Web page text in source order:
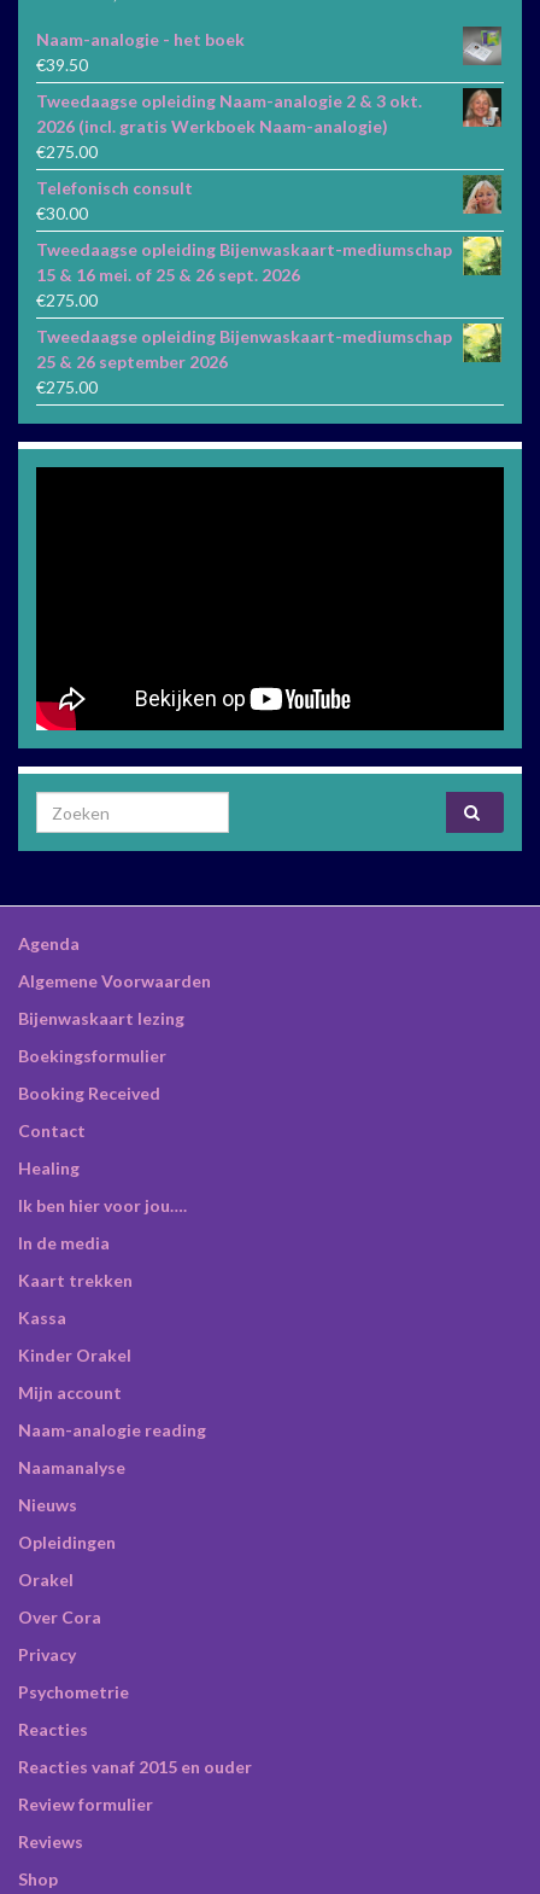
Naam-analogie - het boek
€39.50
Tweedaagse opleiding Naam-analogie 2 & 3 okt.
2026 (incl. gratis Werkboek Naam-analogie)
€275.00
Telefonisch consult
€30.00
Tweedaagse opleiding Bijenwaskaart-mediumschap
15 & 16 mei. of 25 & 26 sept. 2026
€275.00
Tweedaagse opleiding Bijenwaskaart-mediumschap
25 & 26 september 2026
€275.00
Search for:
Agenda
Algemene Voorwaarden
Bijenwaskaart lezing
Boekingsformulier
Booking Received
Contact
Healing
Ik ben hier voor jou….
In de media
Kaart trekken
Kassa
Kinder Orakel
Mijn account
Naam-analogie reading
Naamanalyse
Nieuws
Opleidingen
Orakel
Over Cora
Privacy
Psychometrie
Reacties
Reacties vanaf 2015 en ouder
Review formulier
Reviews
Shop